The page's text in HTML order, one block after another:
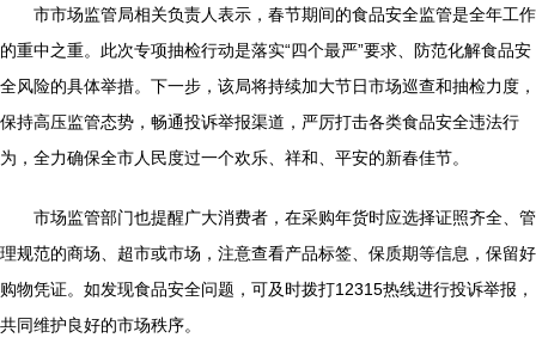
市市场监管局相关负责人表示，春节期间的食品安全监管是全年工作
的重中之重。此次专项抽检行动是落实“四个最严”要求、防范化解食品安
全风险的具体举措。下一步，该局将持续加大节日市场巡查和抽检力度，
保持高压监管态势，畅通投诉举报渠道，严厉打击各类食品安全违法行
为，全力确保全市人民度过一个欢乐、祥和、平安的新春佳节。
市场监管部门也提醒广大消费者，在采购年货时应选择证照齐全、管
理规范的商场、超市或市场，注意查看产品标签、保质期等信息，保留好
购物凭证。如发现食品安全问题，可及时拨打12315热线进行投诉举报，
共同维护良好的市场秩序。